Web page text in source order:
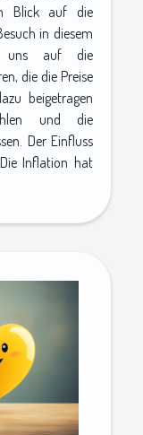
Blick auf die
in diesem
uns auf die
die die Preise
beigetragen
und die
Der Einfluss
Inflation hat